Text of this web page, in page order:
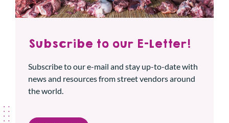
Subscribe to our E-Letter!
Subscribe to our e-mail and stay up-to-date with
news and resources from street vendors around
the world.